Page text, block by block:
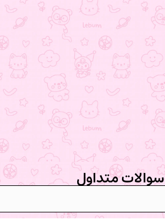
سوالات متداول